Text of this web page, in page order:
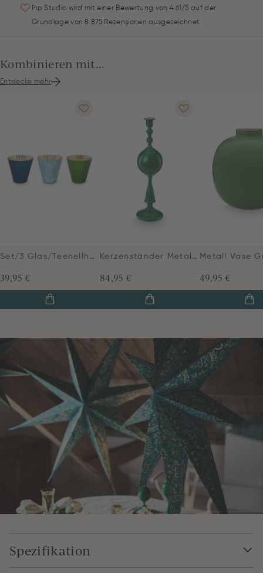
Pip Studio wird mit einer Bewertung von 4.61/5 auf der
Grundlage von 8.875 Rezensionen ausgezeichnet
Kombinieren mit...
Entdecke mehr
Set/3 Glas/Teehellhalter Blau 10cm
39,95 €
Kerzenständer Metall Kugel Grün 44cm
84,95 € 49,95 €
Spezifikation